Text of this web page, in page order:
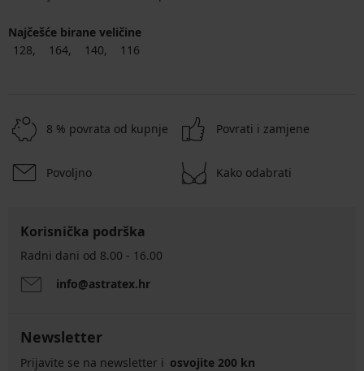
Najčešće birane veličine
128
164 140 116
8 % povrata od kupnje Povrati i zamjene
Povoljno Kako odabrati
Korisnička podrška
Radni dani od 8.00 - 16.00
info@astratex.hr
Newsletter
Prijavite se na newsletter i osvojite 200 kn